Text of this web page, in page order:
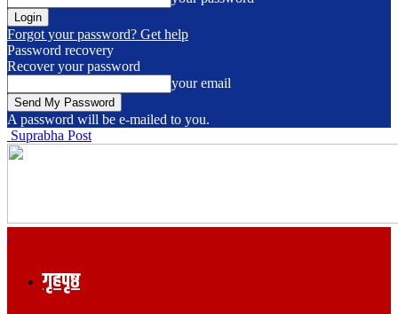
Forgot your password? Get help
Password recovery
Recover your password
your email
A password will be e-mailed to you.
Suprabha Post
गृहपृष्ठ